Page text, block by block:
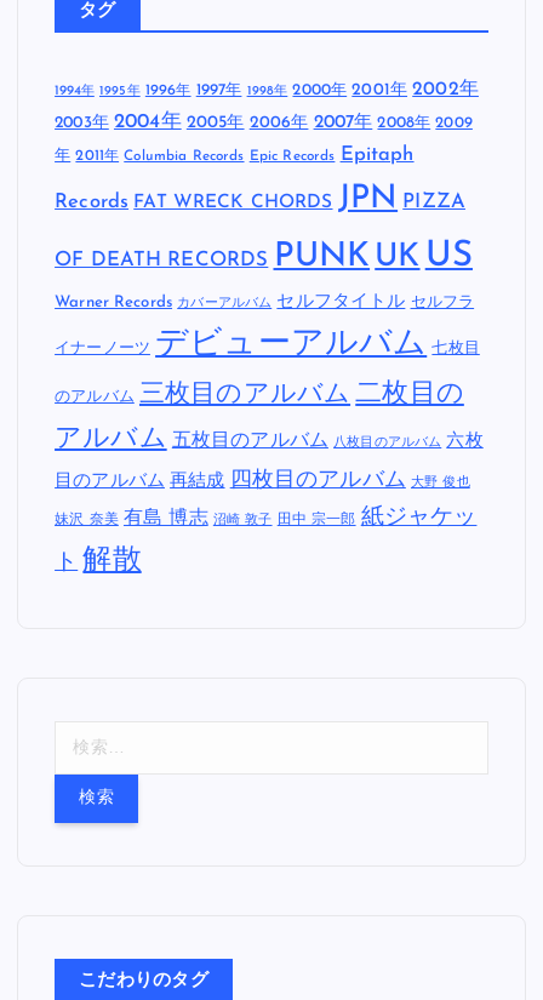
タグ
1994年 1995年 1996年 1997年 1998年 2000年 2001年 2002年
2003年 2004年 2005年 2006年 2007年 2008年 2009
年 2011年 Columbia Records Epic Records Epitaph
Records FAT WRECK CHORDS JPN PIZZA
OF DEATH RECORDS PUNK UK US
Warner Records カバーアルバム セルフタイトル セルフラ
イナーノーツ デビューアルバム 七枚目
のアルバム 三枚目のアルバム 二枚目の
アルバム 五枚目のアルバム 八枚目のアルバム 六枚
目のアルバム 再結成 四枚目のアルバム 大野 俊也
妹沢 奈美 有島 博志 沼崎 敦子 田中 宗一郎 紙ジャケッ
ト 解散
こだわりのタグ